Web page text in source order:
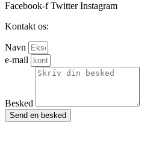
Facebook-f Twitter Instagram
Kontakt os:
Navn
e-mail
Besked
Send en besked